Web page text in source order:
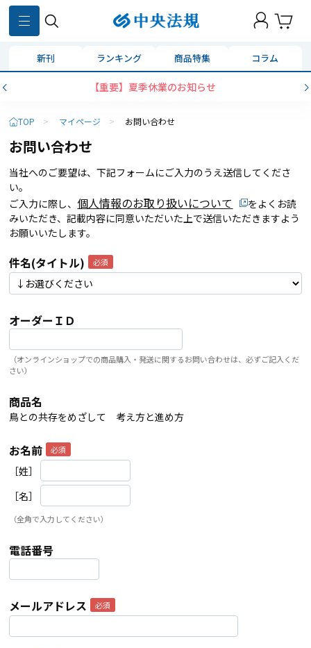
新刊 ランキング 商品特集 コラム
【重要】夏季休業のお知らせ
TOP > マイページ > お問い合わせ
お問い合わせ
当社へのご要望は、下記フォームにご入力のうえ送信してくださ
い。
ご入力に際し、 個人情報のお取り扱いについて
をよくお読
みいただき、記載内容に同意いただいた上で送信いただきますよう
お願いいたします。
件名(タイトル)
オーダーＩＤ
（オンラインショップでの商品購入・発送に関するお問い合わせは、必ずご記入くだ
さい）
商品名
鳥との共存をめざして 考え方と進め方
お名前
［姓］
［名］
（全角で入力してください）
電話番号
メールアドレス